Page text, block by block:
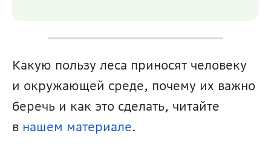
Какую пользу леса приносят человеку
и окружающей среде, почему их важно
беречь и как это сделать, читайте
в нашем материале.